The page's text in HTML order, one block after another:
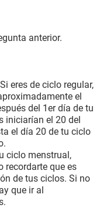
anterior.
eres de ciclo regular,
el
del 1er día de tu
iniciarían el 20 del
el día 20 de tu ciclo
ciclo menstrual,
recordarte que es
de tus ciclos. Si no
que ir al